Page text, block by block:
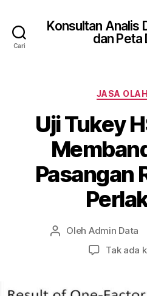
Cari
Konsultan Analis
dan Peta
JASA
Uji Tukey
Pasangan
Penulis
Oleh Admin Data
Tak ada